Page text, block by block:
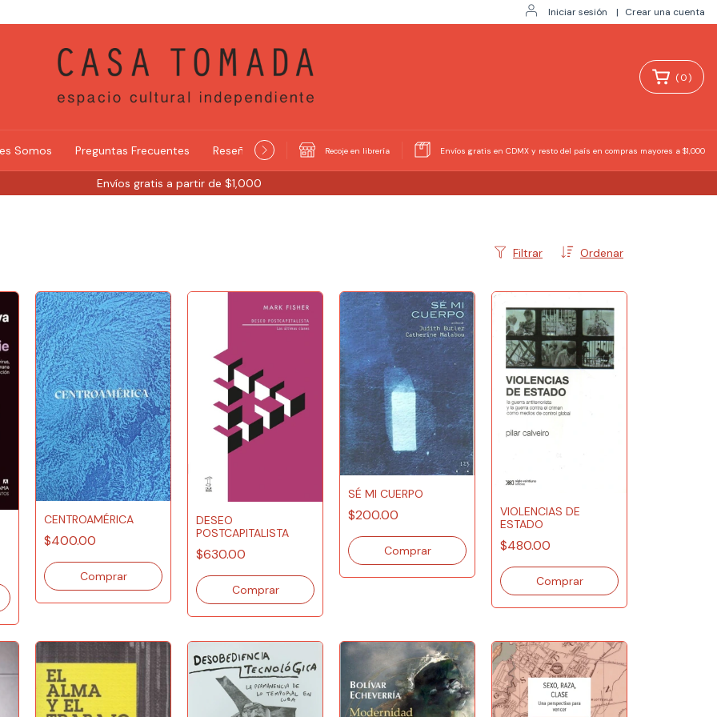
Iniciar sesión | Crear una cuenta
Envíos gratis a partir de $1,000
(0)
Somos Preguntas Frecuentes Reseñas y SeleccionesRecoje en librería Envíos gratis en CDMX y resto del país en compras mayores a $1,000
Ordenar
Filtrar
CENTROAMÉRICA
$400.00
DESEO
POSTCAPITALISTA
$630.00
SÉ MI CUERPO
$200.00
VIOLENCIAS DE
ESTADO
$480.00